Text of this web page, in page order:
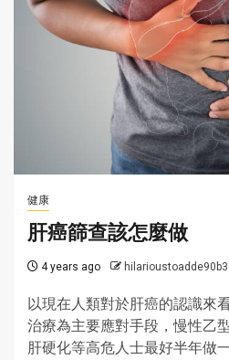
健康
肝癌篩查該怎麼做
4 years ago
以現在人類對於肝癌的認識來
治療為主要應對手段，慢性乙
肝硬化等高危人士最好半年做